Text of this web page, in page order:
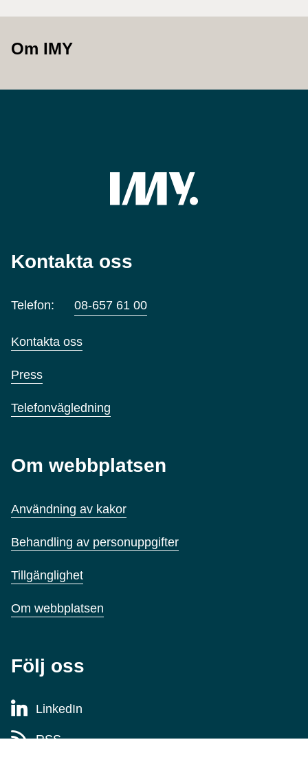
Om IMY
Kontakta oss
Telefon: 08-657 61 00
Kontakta oss
Press
Telefonvägledning
Om webbplatsen
Användning av kakor
Behandling av personuppgifter
Tillgänglighet
Om webbplatsen
Följ oss
LinkedIn
RSS